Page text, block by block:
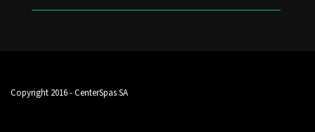
Copyright 2016 - CenterSpas SA